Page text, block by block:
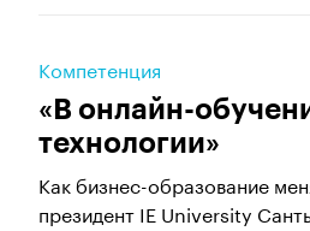
Компетенция
«В онлайн-
технологии»
Как бизнес-образование
президент IE University